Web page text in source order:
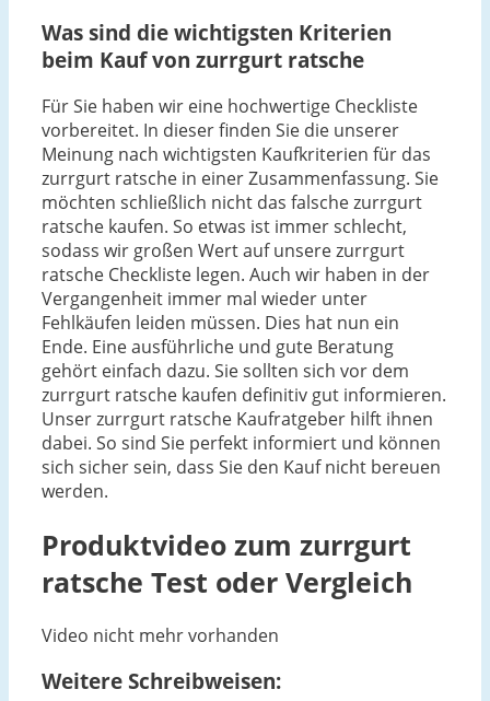
Was sind die wichtigsten Kriterien
beim Kauf von zurrgurt ratsche
Für Sie haben wir eine hochwertige Checkliste
vorbereitet. In dieser finden Sie die unserer
Meinung nach wichtigsten Kaufkriterien für das
zurrgurt ratsche in einer Zusammenfassung. Sie
möchten schließlich nicht das falsche zurrgurt
ratsche kaufen. So etwas ist immer schlecht,
sodass wir großen Wert auf unsere zurrgurt
ratsche Checkliste legen. Auch wir haben in der
Vergangenheit immer mal wieder unter
Fehlkäufen leiden müssen. Dies hat nun ein
Ende. Eine ausführliche und gute Beratung
gehört einfach dazu. Sie sollten sich vor dem
zurrgurt ratsche kaufen definitiv gut informieren.
Unser zurrgurt ratsche Kaufratgeber hilft ihnen
dabei. So sind Sie perfekt informiert und können
sich sicher sein, dass Sie den Kauf nicht bereuen
werden.
Produktvideo zum zurrgurt
ratsche Test oder Vergleich
Video nicht mehr vorhanden
Weitere Schreibweisen: